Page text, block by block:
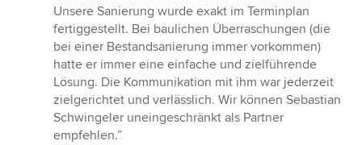
Unsere Sanierung wurde exakt im Terminplan
fertiggestellt. Bei baulichen Überraschungen (die
bei einer Bestandsanierung immer vorkommen)
hatte er immer eine einfache und zielführende
Lösung. Die Kommunikation mit ihm war jederzeit
zielgerichtet und verlässlich. Wir können Sebastian
Schwingeler uneingeschränkt als Partner
empfehlen.”